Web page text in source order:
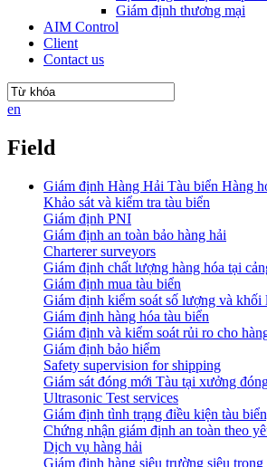
Giám định thương mại
AIM Control
Client
Contact us
en
Field
Giám định Hàng Hải Tàu biển Hàng
Khảo sát và kiểm tra tàu biển
Giám định PNI
Giám định an toàn bảo hàng hải
Charterer surveyors
Giám định chất lượng hàng hóa tại
​Giám định mua tàu biển
Giám định kiểm soát số lượng và khối
Giám định hàng hóa tàu biển
Giám định và kiểm soát rủi ro cho
Giám định bảo hiểm
Safety supervision for shipping
Giám sát đóng mới Tàu tại xưởng
Ultrasonic Test services
Giám định tình trạng điều kiện tàu
Chứng nhận giám định an toàn theo
Dịch vụ hàng hải
Giám định hàng siêu trường siêu trọng